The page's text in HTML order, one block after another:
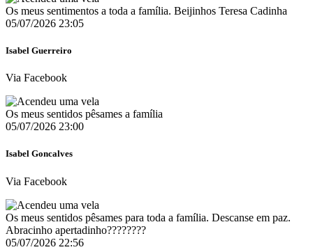
Os meus sentimentos a toda a família. Beijinhos Teresa Cadinha
05/07/2026 23:05
Isabel Guerreiro
Via Facebook
Os meus sentidos pêsames a família
05/07/2026 23:00
Isabel Goncalves
Via Facebook
Os meus sentidos pêsames para toda a família. Descanse em paz.
Abracinho apertadinho????????
05/07/2026 22:56